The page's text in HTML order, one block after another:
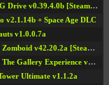
BeamNG Drive v0.39.4.0b [Steam Early Access]
v2.1.14b + Space Age DLC
v1.0.0.7a
Project Zomboid v42.20.2a [Steam Early Access]
DOOM The Gallery Experience v1.4.2
Ultimate v1.1.2a